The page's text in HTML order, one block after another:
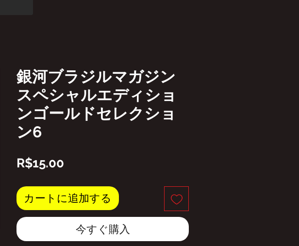
銀河ブラジルマガジン
スペシャルエディショ
ンゴールドセレクショ
ン6
R$15.00
カートに追加する
今すぐ購入